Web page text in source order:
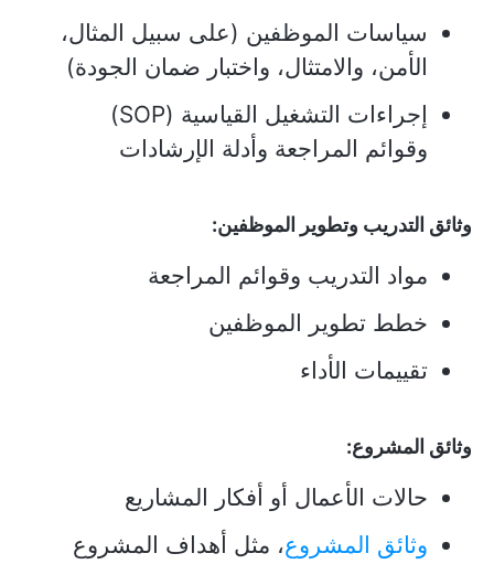
سياسات الموظفين (على سبيل المثال،
الأمن، والامتثال، واختبار ضمان الجودة)
إجراءات التشغيل القياسية (SOP)
وقوائم المراجعة وأدلة الإرشادات
وثائق التدريب وتطوير الموظفين:
مواد التدريب وقوائم المراجعة
خطط تطوير الموظفين
تقييمات الأداء
وثائق المشروع:
حالات الأعمال أو أفكار المشاريع
وثائق المشروع، مثل أهداف المشروع